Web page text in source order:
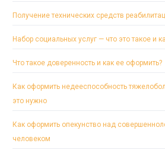
Получение технических средств
Набор социальных услуг — что это такое и
Что такое доверенность и как ее оформить?
Как оформить недееспособность
это нужно
Как оформить опекунство над
человеком